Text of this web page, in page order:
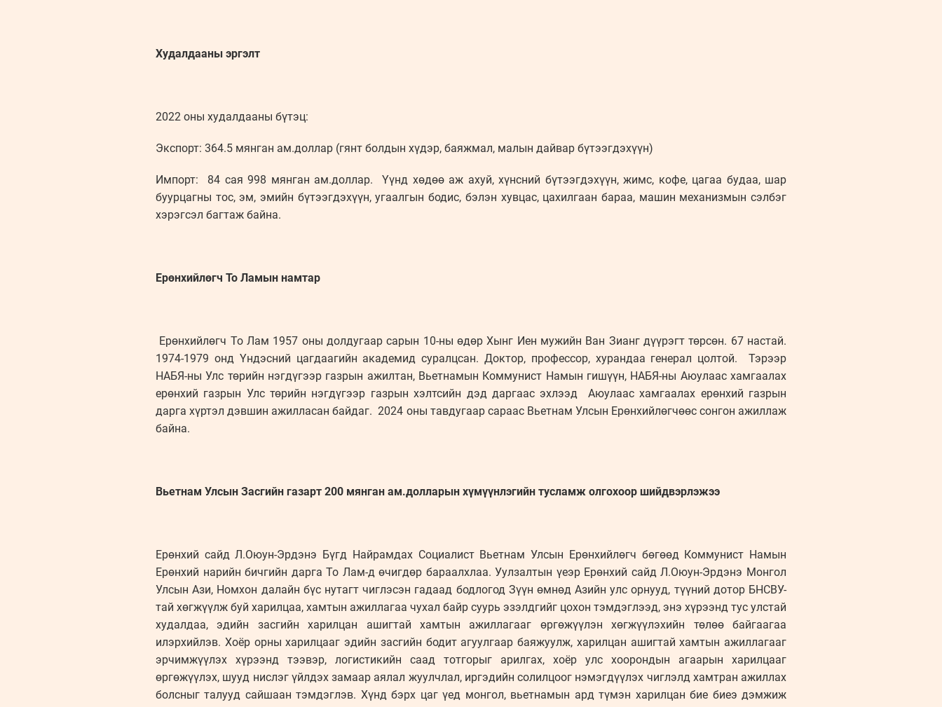
Худалдааны эргэлт
2022 оны худалдааны бүтэц:
Экспорт: 364.5 мянган ам.доллар (гянт болдын хүдэр, баяжмал, малын дайвар бүтээгдэхүүн)
Импорт: 84 сая 998 мянган ам.доллар. Үүнд хөдөө аж ахуй, хүнсний бүтээгдэхүүн, жимс, кофе, цагаа будаа, шар
буурцагны тос, эм, эмийн бүтээгдэхүүн, угаалгын бодис, бэлэн хувцас, цахилгаан бараа, машин механизмын сэлбэг
хэрэгсэл багтаж байна.
Ерөнхийлөгч То Ламын намтар
Ерөнхийлөгч То Лам 1957 оны долдугаар сарын 10-ны өдөр Хынг Иен мужийн Ван Зианг дүүрэгт төрсөн. 67 настай.
1974-1979 онд Үндэсний цагдаагийн академид суралцсан. Доктор, профессор, хурандаа генерал цолтой. Тэрээр
НАБЯ-ны Улс төрийн нэгдүгээр газрын ажилтан, Вьетнамын Коммунист Намын гишүүн, НАБЯ-ны Аюулаас хамгаалах
ерөнхий газрын Улс төрийн нэгдүгээр газрын хэлтсийн дэд даргаас эхлээд Аюулаас хамгаалах ерөнхий газрын
дарга хүртэл дэвшин ажилласан байдаг. 2024 оны тавдугаар сараас Вьетнам Улсын Ерөнхийлөгчөөс сонгон ажиллаж
байна.
Вьетнам Улсын Засгийн газарт 200 мянган ам.долларын хүмүүнлэгийн тусламж олгохоор шийдвэрлэжээ
Ерөнхий сайд Л.Оюун-Эрдэнэ Бүгд Найрамдах Социалист Вьетнам Улсын Ерөнхийлөгч бөгөөд Коммунист Намын
Ерөнхий нарийн бичгийн дарга То Лам-д өчигдөр бараалхлаа. Уулзалтын үеэр Ерөнхий сайд Л.Оюун-Эрдэнэ Монгол
Улсын Ази, Номхон далайн бүс нутагт чиглэсэн гадаад бодлогод Зүүн өмнөд Азийн улс орнууд, түүний дотор БНСВУ-
тай хөгжүүлж буй харилцаа, хамтын ажиллагаа чухал байр суурь эзэлдгийг цохон тэмдэглээд, энэ хүрээнд тус улстай
худалдаа, эдийн засгийн харилцан ашигтай хамтын ажиллагааг өргөжүүлэн хөгжүүлэхийн төлөө байгаагаа
илэрхийлэв. Хоёр орны харилцааг эдийн засгийн бодит агуулгаар баяжуулж, харилцан ашигтай хамтын ажиллагааг
эрчимжүүлэх хүрээнд тээвэр, логистикийн саад тотгорыг арилгах, хоёр улс хоорондын агаарын харилцааг
өргөжүүлэх, шууд нислэг үйлдэх замаар аялал жуулчлал, иргэдийн солилцоог нэмэгдүүлэх чиглэлд хамтран ажиллах
болсныг талууд сайшаан тэмдэглэв. Хүнд бэрх цаг үед монгол, вьетнамын ард түмэн харилцан бие биеэ дэмжиж